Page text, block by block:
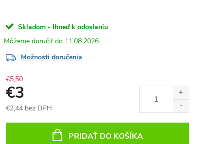
Skladom - Ihneď k odoslaniu
11.08.2026
Možnosti doručenia
€5,50
€3
€2,44 bez DPH
PRIDAŤ DO KOŠÍKA